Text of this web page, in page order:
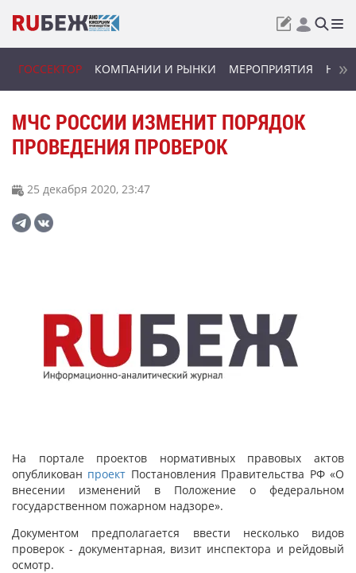
ГОССЕКТОР КОМПАНИИ И РЫНКИ МЕРОПРИЯТИЯ
МЧС РОССИИ ИЗМЕНИТ ПОРЯДОК
ПРОВЕДЕНИЯ ПРОВЕРОК
25 декабря 2020, 23:47
На портале проектов нормативных правовых актов
опубликован проект Постановления Правительства РФ «О
внесении изменений в Положение о федеральном
государственном пожарном надзоре».
Документом предполагается ввести несколько видов
проверок - документарная, визит инспектора и рейдовый
осмотр.